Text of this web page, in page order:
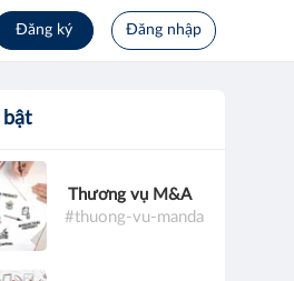
Đăng ký Đăng nhập
Thương vụ M&A
#thuong-vu-manda